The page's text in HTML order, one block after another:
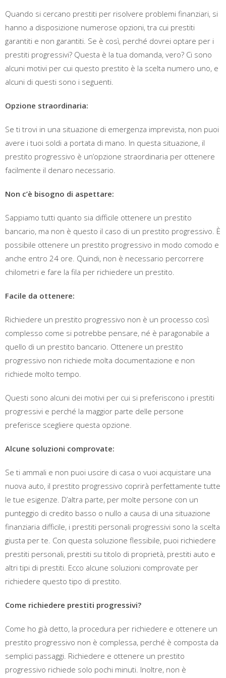
Quando si cercano prestiti per risolvere problemi finanziari, si
hanno a disposizione numerose opzioni, tra cui prestiti
garantiti e non garantiti. Se è così, perché dovrei optare per i
prestiti progressivi? Questa è la tua domanda, vero? Ci sono
alcuni motivi per cui questo prestito è la scelta numero uno, e
alcuni di questi sono i seguenti.
Opzione straordinaria:
Se ti trovi in ​​una situazione di emergenza imprevista, non puoi
avere i tuoi soldi a portata di mano. In questa situazione, il
prestito progressivo è un’opzione straordinaria per ottenere
facilmente il denaro necessario.
Non c’è bisogno di aspettare:
Sappiamo tutti quanto sia difficile ottenere un prestito
bancario, ma non è questo il caso di un prestito progressivo. È
possibile ottenere un prestito progressivo in modo comodo e
anche entro 24 ore. Quindi, non è necessario percorrere
chilometri e fare la fila per richiedere un prestito.
Facile da ottenere:
Richiedere un prestito progressivo non è un processo così
complesso come si potrebbe pensare, né è paragonabile a
quello di un prestito bancario. Ottenere un prestito
progressivo non richiede molta documentazione e non
richiede molto tempo.
Questi sono alcuni dei motivi per cui si preferiscono i prestiti
progressivi e perché la maggior parte delle persone
preferisce scegliere questa opzione.
Alcune soluzioni comprovate:
Se ti ammali e non puoi uscire di casa o vuoi acquistare una
nuova auto, il prestito progressivo coprirà perfettamente tutte
le tue esigenze. D’altra parte, per molte persone con un
punteggio di credito basso o nullo a causa di una situazione
finanziaria difficile, i prestiti personali progressivi sono la scelta
giusta per te. Con questa soluzione flessibile, puoi richiedere
prestiti personali, prestiti su titolo di proprietà, prestiti auto e
altri tipi di prestiti. Ecco alcune soluzioni comprovate per
richiedere questo tipo di prestito.
Come richiedere prestiti progressivi?
Come ho già detto, la procedura per richiedere e ottenere un
prestito progressivo non è complessa, perché è composta da
semplici passaggi. Richiedere e ottenere un prestito
progressivo richiede solo pochi minuti. Inoltre, non è